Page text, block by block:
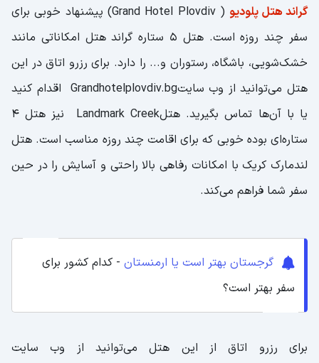
گراند هتل پلودیو
( Grand Hotel Plovdiv) پیشنهاد خوبی برای
سفر چند روزه است. هتل 5 ستاره گراند هتل امکاناتی مانند
خشک‌شویی، باشگاه، رستوران و... را دارد. برای رزرو اتاق در این
هتل می‌توانید از وب سایتGrandhotelplovdiv.bg اقدام کنید
یا با آن‌ها تماس بگیرید. هتلLandmark Creek نیز هتل 4
ستاره‌ای بوده خوبی که برای اقامت چند روزه مناسب است. هتل
لندمارک کریک با امکانات رفاهی بالا راحتی و آسایش را در حین
سفر شما فراهم می‌کند.
گرجستان بهتر است یا ارمنستان - کدام کشور برای
سفر بهتر است؟
برای رزرو اتاق از این هتل می‌توانید از وب سایت